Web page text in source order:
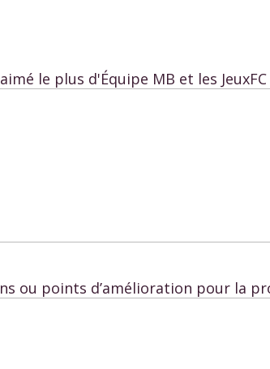
le plus d'Équipe MB et les JeuxFC
ou points d’amélioration pour la